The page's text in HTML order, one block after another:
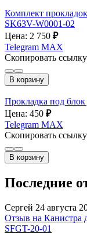
Комплект
SK63V-W0001-02
Цена: 2 750 ₽
Telegram MAX
Скопировать ссылку
В корзину
Прокладка под блок
Цена: 450 ₽
Telegram MAX
Скопировать ссылку
В корзину
Последние
Сергей 24 августа
Отзыв на Канистра
SFGT-20-01